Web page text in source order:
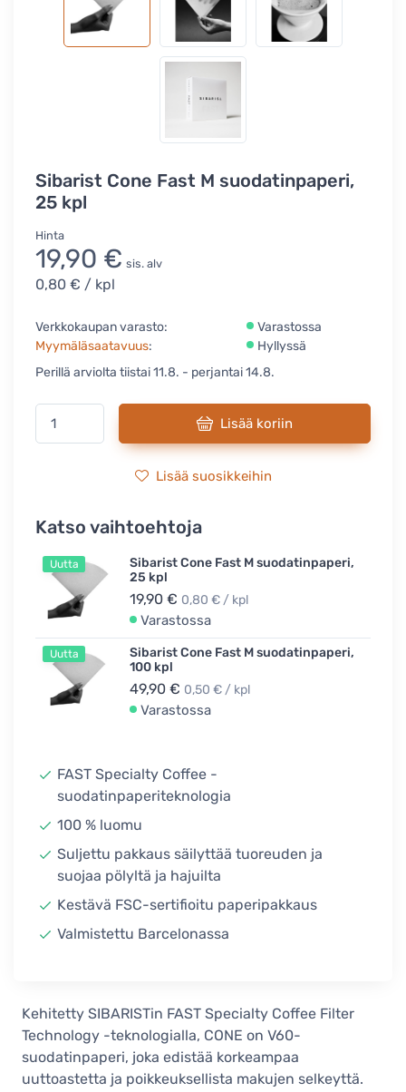
Sibarist Cone Fast M suodatinpaperi,
25 kpl
Hinta
19,90 € sis. alv
0,80 € / kpl
Verkkokaupan varasto:
Varastossa
Myymäläsaatavuus:
Hyllyssä
Perillä arviolta tiistai 11.8. - perjantai 14.8.
Lisää koriin
Lisää suosikkeihin
Katso vaihtoehtoja
Uutta
Sibarist Cone Fast M suodatinpaperi,
25 kpl
19,90 € 0,80 € / kpl
Varastossa
Uutta
Sibarist Cone Fast M suodatinpaperi,
100 kpl
49,90 € 0,50 € / kpl
Varastossa
FAST Specialty Coffee -
suodatinpaperiteknologia
100 % luomu
Suljettu pakkaus säilyttää tuoreuden ja
suojaa pölyltä ja hajuilta
Kestävä FSC-sertifioitu paperipakkaus
Valmistettu Barcelonassa
Kehitetty SIBARISTin FAST Specialty Coffee Filter
Technology -teknologialla, CONE on V60-
suodatinpaperi, joka edistää korkeampaa
uuttoastetta ja poikkeuksellista makujen selkeyttä.